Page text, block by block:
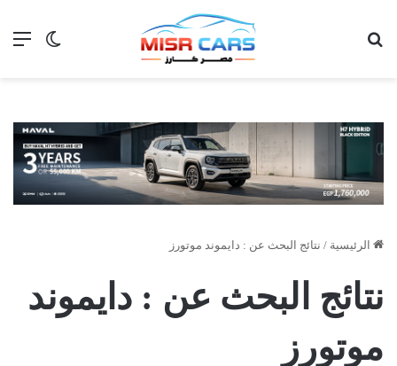
الوضع
الرئيسية / نتائج البحث عن : دايموند موتورز
نتائج البحث عن : دايموند
موتورز